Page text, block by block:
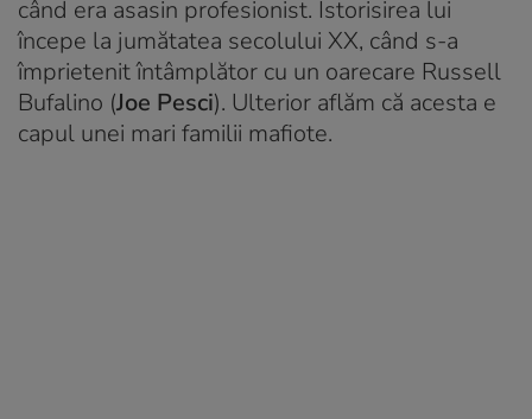
când era asasin profesionist. Istorisirea lui
începe la jumătatea secolului XX, când s-a
împrietenit întâmplător cu un oarecare Russell
Bufalino (Joe Pesci). Ulterior aflăm că acesta e
capul unei mari familii mafiote.